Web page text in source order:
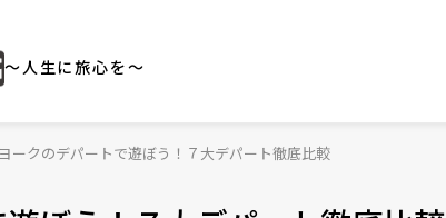
～人生に旅心を～
ークのデパートで遊ぼう！７大デパート徹底比較